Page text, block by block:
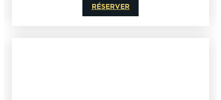
RÉSERVER